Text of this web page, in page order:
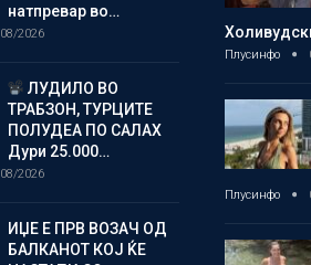
натпревар во…
2026
ЛУДИЛО ВО
ТРАБЗОН, ТУРЦИТЕ
ПОЛУДЕА ПО САЛАХ
Дури 25.000…
2026
ИЏЕ Е ПРВ ВОЗАЧ ОД
БАЛКАНОТ КОЈ ЌЕ
Плусинфо
Плусинфо